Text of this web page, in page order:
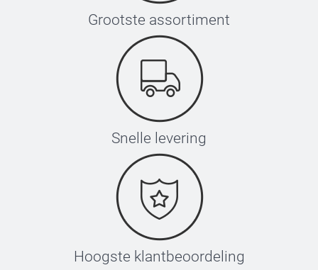
Grootste assortiment
Snelle levering
Hoogste klantbeoordeling